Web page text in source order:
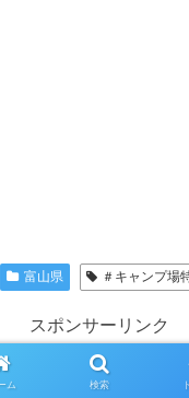
富山県 ＃キャンプ場
スポンサーリンク
ム 検索